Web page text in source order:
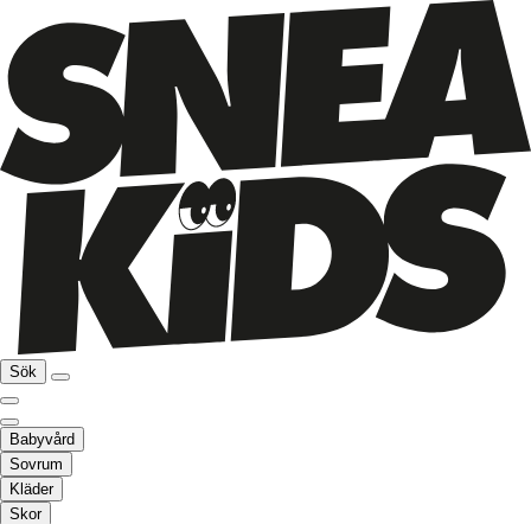
Sök
Babyvård
Sovrum
Kläder
Skor